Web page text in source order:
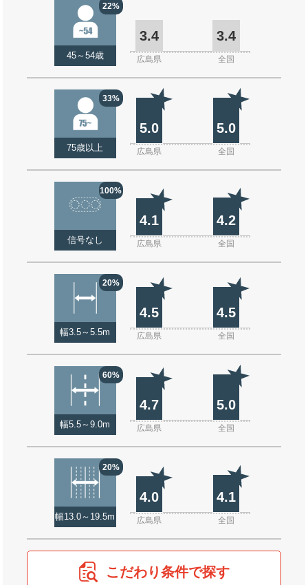
22%
45～54歳
3.4 3.4
広島県 全国
33%
75歳以上
5.0 5.0
広島県 全国
100%
信号なし
4.1 4.2
広島県 全国
20%
幅3.5～5.5m
4.5 4.5
広島県 全国
60%
幅5.5～9.0m
4.7 5.0
広島県 全国
20%
幅13.0～19.5m
4.0 4.1
広島県 全国
こだわり条件で探す